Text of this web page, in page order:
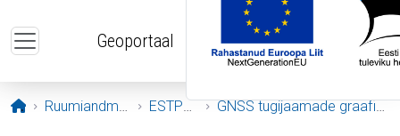
Geoportaal
Avaleht
Ruumiandmed ESTPOS GNSS tugijaamade graafikud